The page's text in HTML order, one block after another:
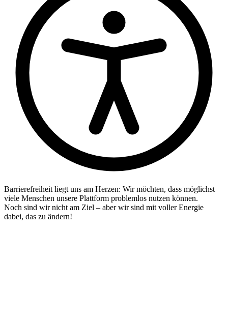
Barrierefreiheit liegt uns am Herzen: Wir möchten, dass möglichst
viele Menschen unsere Plattform problemlos nutzen können.
Noch sind wir nicht am Ziel – aber wir sind mit voller Energie
dabei, das zu ändern!